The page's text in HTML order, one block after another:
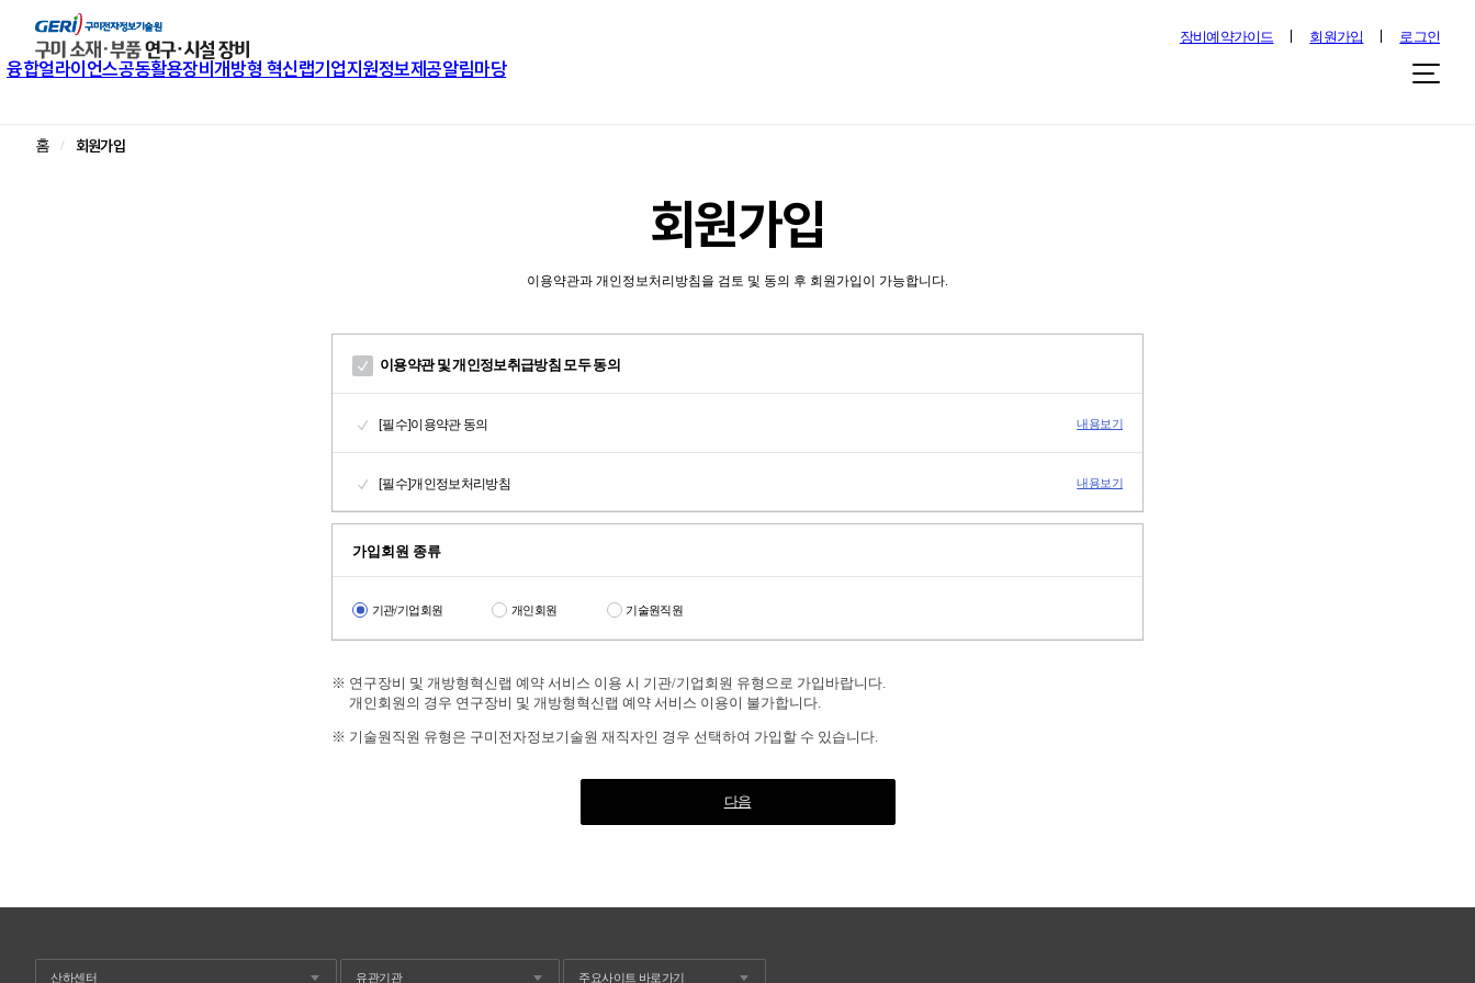
장비예약가이드 회원가입 로그인
융합얼라이언스공동활용장비개방형 혁신랩기업지원정보제공알림마당
홈 회원가입
회원가입
이용약관과 개인정보처리방침을 검토 및 동의 후 회원가입이 가능합니다.
이용약관 및 개인정보취급방침 모두 동의
[필수]이용약관 동의 내용보기
[필수]개인정보처리방침 내용보기
가입회원 종류
기관/기업회원 개인회원 기술원직원
※ 연구장비 및 개방형혁신랩 예약 서비스 이용 시 기관/기업회원 유형으로 가입바랍니다.
개인회원의 경우 연구장비 및 개방형혁신랩 예약 서비스 이용이 불가합니다.
※ 기술원직원 유형은 구미전자정보기술원 재직자인 경우 선택하여 가입할 수 있습니다.
다음